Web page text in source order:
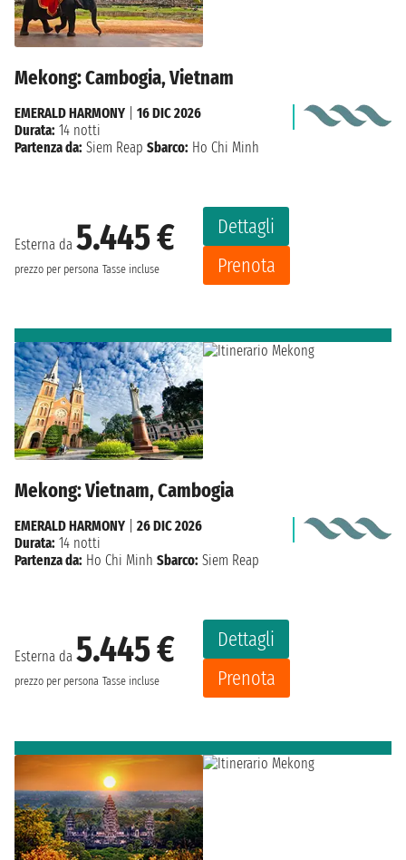
Mekong: Cambogia, Vietnam
Esterna da 5.445 €
prezzo per persona Tasse incluse
Dettagli
Prenota
EMERALD HARMONY
16 DIC 2026
Durata: 14 notti
Partenza da: Siem Reap Sbarco: Ho Chi Minh
Mekong: Vietnam, Cambogia
Esterna da 5.445 €
prezzo per persona Tasse incluse
Dettagli
Prenota
EMERALD HARMONY
26 DIC 2026
Durata: 14 notti
Partenza da: Ho Chi Minh Sbarco: Siem Reap